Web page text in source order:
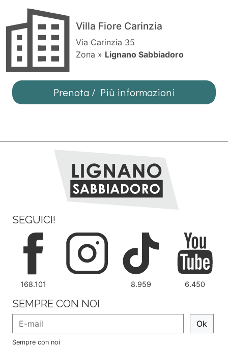
Villa Fiore Carinzia
Via Carinzia 35
Zona » Lignano Sabbiadoro
Prenota / Più informazioni
SEGUICI!
168.101 8.959 6.450
SEMPRE CON NOI
Ok
Sempre con noi